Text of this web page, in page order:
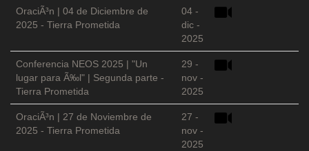
OraciÃ³n | 04 de Diciembre de
2025 - Tierra Prometida
04 -
dic -
2025
Conferencia NEOS 2025 | "Un
lugar para Ã‰l" | Segunda parte -
Tierra Prometida
29 -
nov -
2025
OraciÃ³n | 27 de Noviembre de
2025 - Tierra Prometida
27 -
nov -
2025